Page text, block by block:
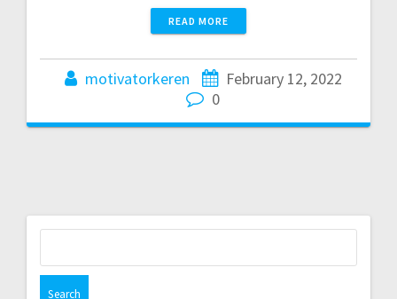
READ MORE
motivatorkeren
February 12, 2022
0